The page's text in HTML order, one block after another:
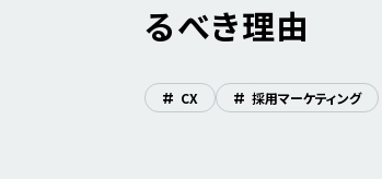
るべき理由
# CX # 採用マーケティング